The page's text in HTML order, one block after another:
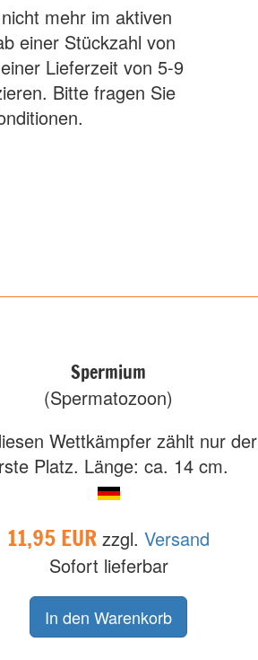
mehr im aktiven
einer Stückzahl von
Lieferzeit von 5-9
Bitte fragen Sie
Spermium
(Spermatozoon)
Wettkämpfer zählt nur der
Platz. Länge: ca. 14 cm.
11,95 EUR zzgl. Versand
Sofort lieferbar